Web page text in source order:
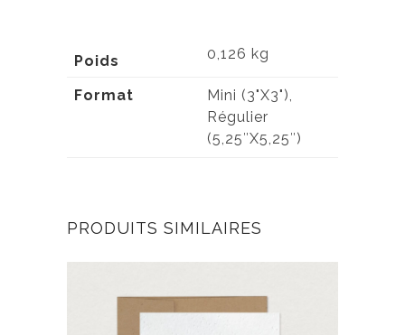
Poids 0,126 kg
Format
Mini (3"X3"),
Régulier
(5,25″X5,25″)
PRODUITS SIMILAIRES